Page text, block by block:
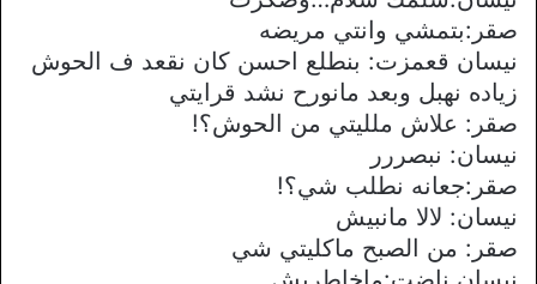
صقر:بتمشي وانتي مريضه
نيسان قعمزت: بنطلع احسن كان نقعد ف الحوش
زياده نهبل وبعد مانورح نشد قرايتي
صقر: علاش ملليتي من الحوش؟!
نيسان: نبصررر
صقر:جعانه نطلب شي؟!
نيسان: لالا مانبيش
صقر: من الصبح ماكليتي شي